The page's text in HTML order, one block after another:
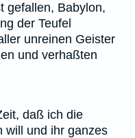
gefallen, Babylon,
der Teufel
unreinen Geister
und verhaßten
daß ich die
will und ihr ganzes